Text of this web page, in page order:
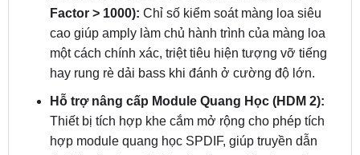
một cách chính xác, triệt tiêu hiện tượng vỡ tiếng
hay rung rè dải bass khi đánh ở cường độ lớn.
Hỗ trợ nâng cấp Module Quang Học (HDM 2):
Thiết bị tích hợp khe cắm mở rộng cho phép tích
hợp module quang học SPDIF, giúp truyền dẫn
tín hiệu âm thanh kỹ thuật số trực tiếp từ nguồn
phát vào amply mà không bị suy hao hay can